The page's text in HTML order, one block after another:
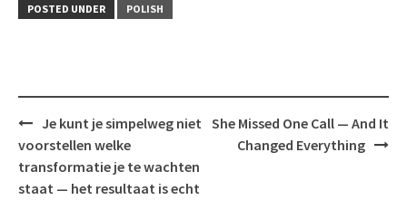
POSTED UNDER POLISH
Post
navigation
Je kunt je simpelweg niet
voorstellen welke
transformatie je te wachten
staat — het resultaat is echt
She Missed One Call — And It
Changed Everything